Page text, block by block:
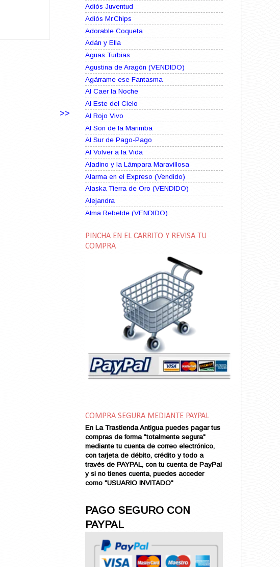
>>
Adiós Juventud
Adiós Mr.Chips
Adorable Coqueta
Adán y Ella
Aguas Turbias
Agustina de Aragón (VENDIDO)
Agárrame ese Fantasma
Al Caer la Noche
Al Este del Cielo
Al Rojo Vivo
Al Son de la Marimba
Al Sur de Pago-Pago
Al Volver a la Vida
Aladino y la Lámpara Maravillosa
Alarma en el Expreso (Vendido)
Alaska Tierra de Oro (VENDIDO)
Alejandra
Alma Rebelde (VENDIDO)
Alma en Suplicio (VENDIDO)
Almas Borrascosas
Amame esta Noche (VENDIDO)
Amanda La Paciente Peligrosa
Amarga Victoria
Amor a Medianoche
Amor en Conserva (VENDIDO)
Amor que Mata
Amor sin Refugio
Ana de Brooklyn
Ana y El Rey de Siam
Anatomía de un Asesinato
Andrés Harvey Millonario (VENDIDO)
Andrés Harvey Tenorio
Andrés Harvey se Enamora (VENDIDO)
Aníbal
Aquella Noche en Rio
Arenas Sangrientas
Argel (VENDIDO)
Armonías de Juventud (VENDIDO)
PINCHA EN EL CARRITO Y REVISA TU
COMPRA
COMPRA SEGURA MEDIANTE PAYPAL
En La Trastienda Antigua puedes pagar tus
compras de forma "totalmente segura"
mediante tu cuenta de correo electrónico,
con tarjeta de débito, crédito y todo a
través de PAYPAL, con tu cuenta de PayPal
y si no tienes cuenta, puedes acceder
como "USUARIO INVITADO"
PAGO SEGURO CON
PAYPAL